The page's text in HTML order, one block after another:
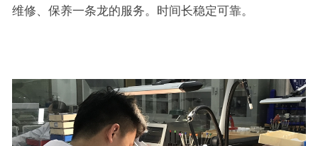
维修、保养一条龙的服务。时间长稳定可靠。